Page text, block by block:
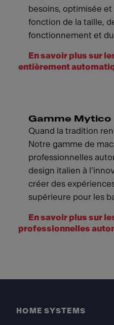
besoins, optimisée
fonction de la taille,
fonctionnement et
En savoir plus sur
entièrement
Gamme Mytico
Quand la tradition
Notre gamme de
professionnelles
design italien à
créer des
supérieure pour les
En savoir plus sur
professionnelles
HOME SYSTEMS